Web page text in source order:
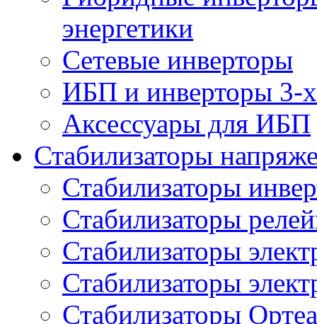
энергетики
Сетевые инверторы
ИБП и инверторы 3-
Аксессуары для ИБП
Стабилизаторы
Стабилизаторы
Стабилизаторы
Стабилизаторы
Стабилизаторы
Стабилизаторы Ортеа